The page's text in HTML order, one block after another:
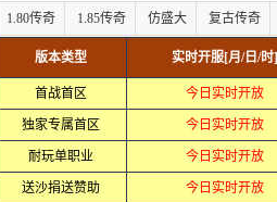
1.80传奇 1.85传奇 仿盛大 复古传奇
版本类型 实时开服[月/日/时]
首战首区 今日实时开放
独家专属首区 今日实时开放
耐玩单职业 今日实时开放
送沙捐送赞助 今日实时开放